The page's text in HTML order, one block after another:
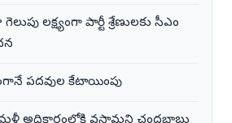
లక్ష్యంగా పార్టీ శ్రేణులకు సీఎం
పదవుల కేటాయింపు